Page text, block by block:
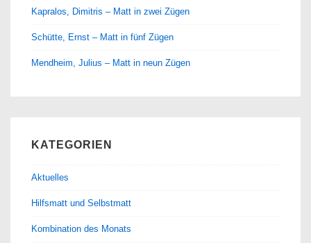
Kapralos, Dimitris – Matt in zwei Zügen
Schütte, Ernst – Matt in fünf Zügen
Mendheim, Julius – Matt in neun Zügen
KATEGORIEN
Aktuelles
Hilfsmatt und Selbstmatt
Kombination des Monats